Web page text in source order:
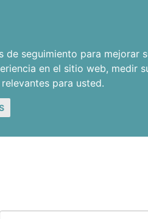
seguimiento para mejorar
en el sitio web, medir
para usted.